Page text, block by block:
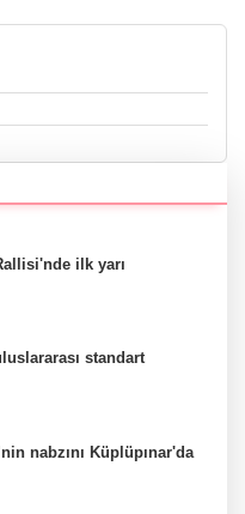
ilk yarı
standart
nabzını Küplüpınar'da